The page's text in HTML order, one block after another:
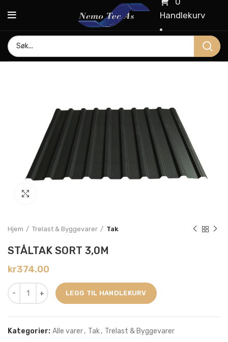
Handlekurv
Hjem Trelast & Byggevarer Tak
STÅLTAK SORT 3,0M
kr374.00
LEGG TIL HANDLEKURV
Kategorier: Alle varer, Tak, Trelast & Byggevarer